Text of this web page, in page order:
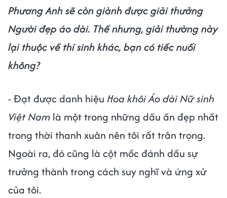
Phương Anh sẽ còn giành được giải thưởng
Người đẹp áo dài. Thế nhưng, giải thường này
lại thuộc về thí sinh khác, bạn có tiếc nuối
không?
- Đạt được danh hiệu Hoa khôi Áo dài Nữ sinh
Việt Nam là một trong những dấu ấn đẹp nhất
trong thời thanh xuân nên tôi rất trân trọng.
Ngoài ra, đó cũng là cột mốc đánh dấu sự
trưởng thành trong cách suy nghĩ và ứng xử
của tôi.